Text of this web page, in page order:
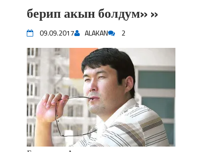
впечатляющим шоу музыкальных
фонтанов в Royal Central Park
Аида САЛЯНОВА: "Кыргыз шахмат
союзунун президенти болуп
шайланышым сыймык жана чоң
жоопкерчилик!"
Садыр ЖАПАРОВ: “Айтматовдой
адабият алпы чыгыш үчүн, улуу көч
уланышы үчүн журнал сөзсүз керек!”
“Китепкана түнγ-2026”: Психолог
Мээрим Мураталиева менен
жолугушууга келиңиз! (Дарек. Видео)
берип акын болдум» »
09.09.2017 ALAKAN 2